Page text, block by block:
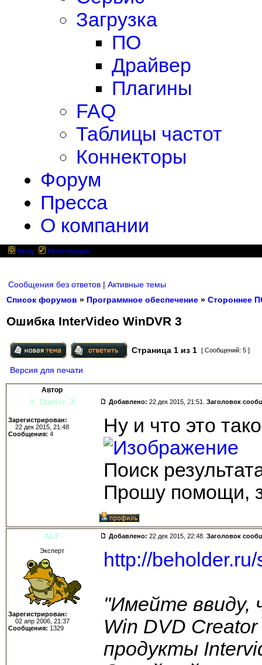
Загрузка
ПО
Драйвер
Плагины
FAQ
Таблицы частот
Коннекторы
Форум
Пресса
О компании
Вход Регистрация
Сообщения без ответов | Активные темы
Список форумов » Программное обеспечение » Стороннее
Ошибка InterVideo WinDVR 3
Страница 1 из 1 [ Сообщений: 5 ]
Версия для печати
Автор
X_Starter_X Добавлено: 22 дек 2015, 21:51. Заголовок
Зарегистрирован:
22 дек 2015, 21:48
Сообщения: 4 Ну и что это
Поиск
Прошу помощи,
ALF Добавлено: 22 дек 2015, 22:48. Заголовок
Эксперт
Зарегистрирован:
02 апр 2006, 21:37
Сообщения: 1329
http://
"Имейте ввиду,
Win DVD
продукты